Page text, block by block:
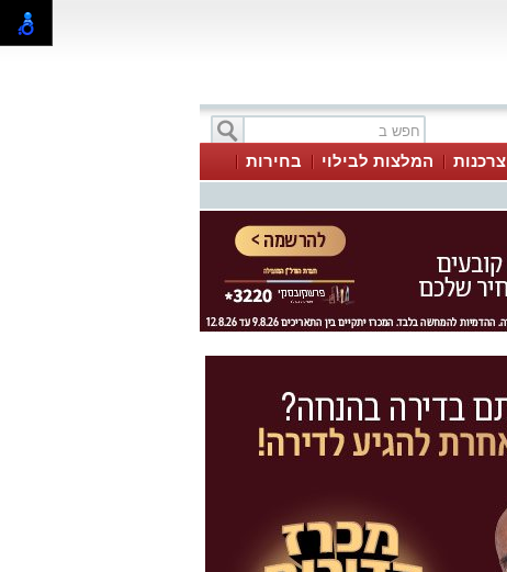
צרכנות המלצות לבילוי
בחירות